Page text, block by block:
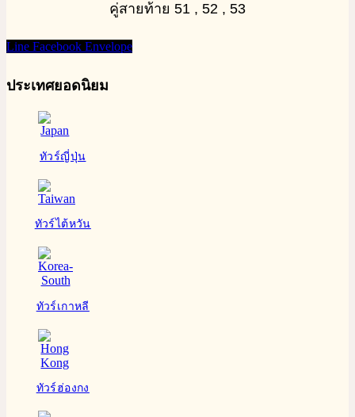
คู่สายท้าย 51 , 52 , 53
Line Facebook Envelope
ประเทศยอดนิยม
ทัวร์ญี่ปุ่น
ทัวร์ไต้หวัน
ทัวร์เกาหลี
ทัวร์ฮ่องกง